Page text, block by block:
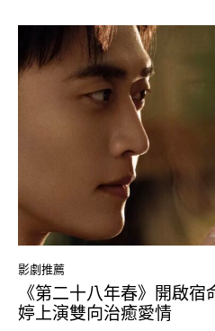
影劇推薦
《第二十八年春》開啟
婷上演雙向治癒愛情